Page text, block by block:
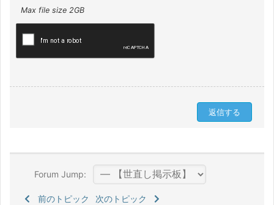
Max file size 2GB
Forum Jump:
前のトピック 次のトピック